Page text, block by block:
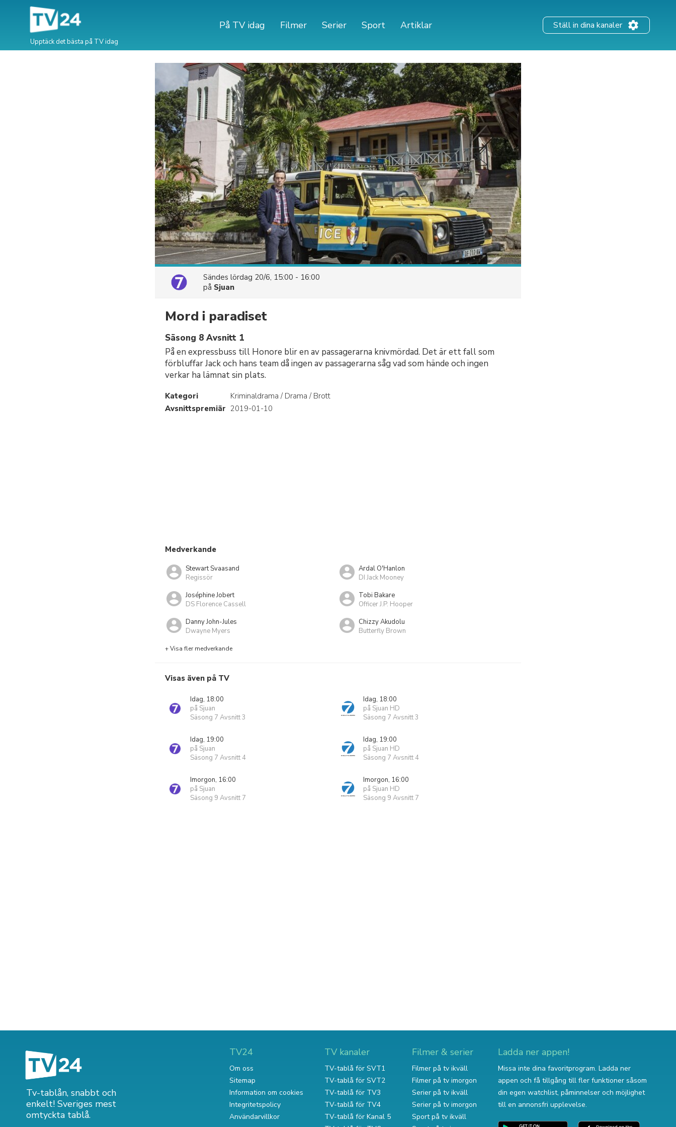
Upptäck det bästa på TV idag
På TV idag Filmer Serier Sport Artiklar Ställ in dina kanaler
Sändes lördag 20/6, 15:00 - 16:00
på Sjuan
Mord i paradiset
Säsong 8 Avsnitt 1
På en expressbuss till Honore blir en av passagerarna knivmördad. Det är ett fall som
förbluffar Jack och hans team då ingen av passagerarna såg vad som hände och ingen
verkar ha lämnat sin plats.
Kategori
Kriminaldrama / Drama / Brott
Avsnittspremiär 2019-01-10
Medverkande
Stewart Svaasand
Regissör
Ardal O'Hanlon
DI Jack Mooney
Joséphine Jobert
DS Florence Cassell
Tobi Bakare
Officer J.P. Hooper
Danny John-Jules
Dwayne Myers
Chizzy Akudolu
Butterfly Brown
+ Visa fler medverkande
Visas även på TV
Idag, 18:00
på Sjuan
Säsong 7 Avsnitt 3
Idag, 18:00
på Sjuan HD
Säsong 7 Avsnitt 3
Idag, 19:00
på Sjuan
Säsong 7 Avsnitt 4
Idag, 19:00
på Sjuan HD
Säsong 7 Avsnitt 4
Imorgon, 16:00
på Sjuan
Säsong 9 Avsnitt 7
Imorgon, 16:00
på Sjuan HD
Säsong 9 Avsnitt 7
Tv-tablån, snabbt och
enkelt! Sveriges mest
omtyckta tablå.
TV24
Om oss
Sitemap
Information om cookies
Integritetspolicy
Användarvillkor
TV kanaler
TV-tablå för SVT1
TV-tablå för SVT2
TV-tablå för TV3
TV-tablå för TV4
TV-tablå för Kanal 5
Filmer & serier
Filmer på tv ikväll
Filmer på tv imorgon
Serier på tv ikväll
Serier på tv imorgon
Sport på tv ikväll
Ladda ner appen!
Missa inte dina favoritprogram. Ladda ner
appen och få tillgång till fler funktioner såsom
din egen watchlist, påminnelser och möjlighet
till en annonsfri upplevelse.